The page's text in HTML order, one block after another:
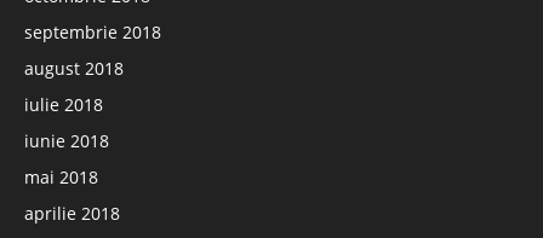
septembrie 2018
august 2018
iulie 2018
iunie 2018
mai 2018
aprilie 2018